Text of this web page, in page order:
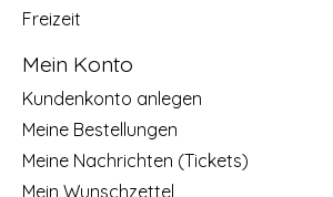
Freizeit
Mein Konto
Kundenkonto anlegen
Meine Bestellungen
Meine Nachrichten (Tickets)
Mein Wunschzettel